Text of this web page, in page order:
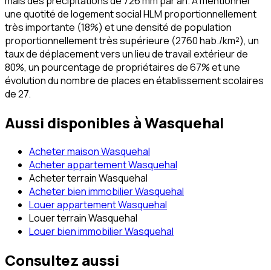
une quotité de logement social HLM proportionnellement
très importante (18%) et une densité de population
proportionnellement très supérieure (2760 hab./km²), un
taux de déplacement vers un lieu de travail extérieur de
80%, un pourcentage de propriétaires de 67% et une
évolution du nombre de places en établissement scolaires
de 27.
Aussi disponibles àWasquehal
Acheter maison Wasquehal
Acheter appartement Wasquehal
Acheter terrain Wasquehal
Acheter bien immobilier Wasquehal
Louer appartement Wasquehal
Louer terrain Wasquehal
Louer bien immobilier Wasquehal
Consultez aussi